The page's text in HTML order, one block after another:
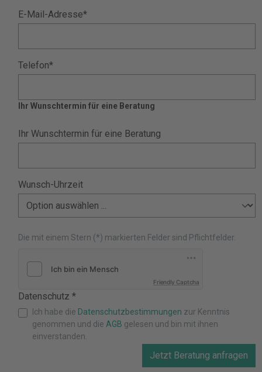
E-Mail-Adresse*
Telefon*
Ihr Wunschtermin für eine Beratung
Ihr Wunschtermin für eine Beratung
Wunsch-Uhrzeit
Die mit einem Stern (*) markierten Felder sind Pflichtfelder.
Friendly Captcha
Datenschutz *
Ich habe die Datenschutzbestimmungen zur Kenntnis
genommen und die AGB gelesen und bin mit ihnen
einverstanden.
Jetzt Beratung anfragen